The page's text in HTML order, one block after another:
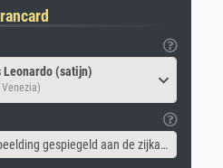
Leonardo (satijn)
Canvas lijst - Afbeelding gespiegeld aan de zijkant